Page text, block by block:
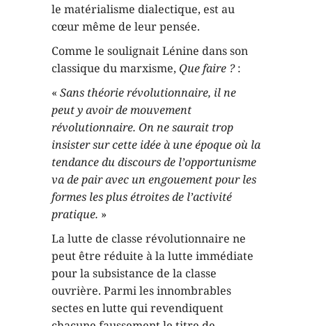
le matérialisme dialectique, est au
cœur même de leur pensée.
Comme le soulignait Lénine dans son
classique du marxisme, Que faire ?:
« Sans théorie révolutionnaire, il ne
peut y avoir de mouvement
révolutionnaire. On ne saurait trop
insister sur cette idée à une époque où la
tendance du discours de l’opportunisme
va de pair avec un engouement pour les
formes les plus étroites de l’activité
pratique. »
La lutte de classe révolutionnaire ne
peut être réduite à la lutte immédiate
pour la subsistance de la classe
ouvrière. Parmi les innombrables
sectes en lutte qui revendiquent